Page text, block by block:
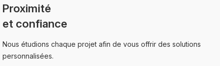
Proximité
et confiance
Nous étudions chaque projet afin de vous offrir des solutions
personnalisées.